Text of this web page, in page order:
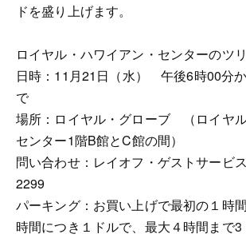
ドを盛り上げます。
ロイヤル・ハワイアン・センターのツ
日時：11月21日（水） 午後6時00分
で
場所：ロイヤル・グローブ （ロイヤ
センター1階B館とC館の間）
問い合わせ：レイオフ・ゲストサー
2299
パーキング：お買い上げで最初の１時
時間につき１ドルで、最大４時間まで